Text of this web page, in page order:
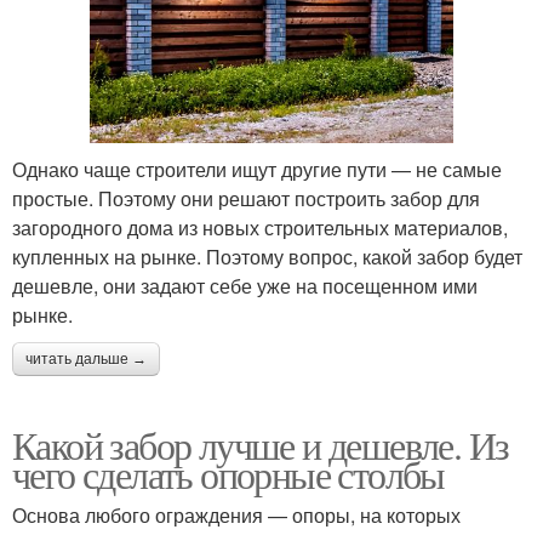
Однако чаще строители ищут другие пути — не самые
простые. Поэтому они решают построить забор для
загородного дома из новых строительных материалов,
купленных на рынке. Поэтому вопрос, какой забор будет
дешевле, они задают себе уже на посещенном ими
рынке.
читать дальше →
Какой забор лучше и дешевле. Из
чего сделать опорные столбы
Основа любого ограждения — опоры, на которых